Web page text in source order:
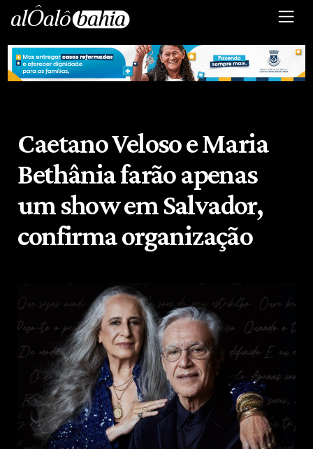
Caetano Veloso e Maria
Bethânia farão apenas
um show em Salvador,
confirma organização